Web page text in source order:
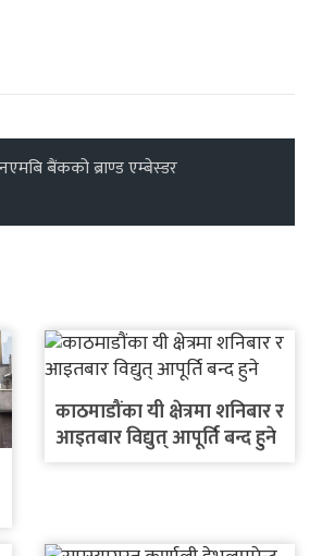
बैंकको ब्राण्ड एम्बेस्डर
काठमाडौंका यी क्षेत्रमा शनिबार र
आइतबार विद्युत् आपूर्ति बन्द हुने